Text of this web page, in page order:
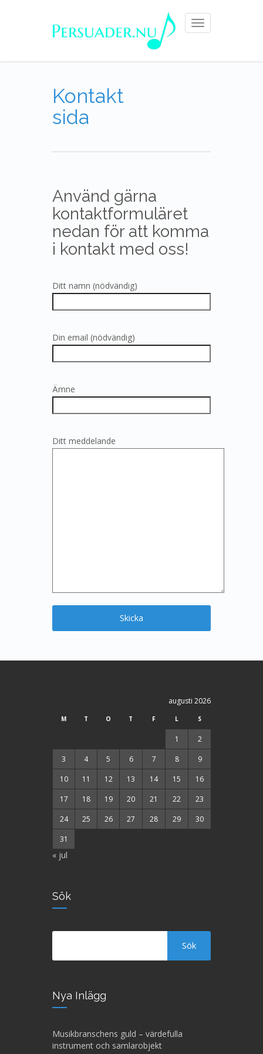
Toggle
navigation
Kontakt
sida
Använd gärna
kontaktformuläret
nedan för att komma
i kontakt med oss!
Ditt namn (nödvändig)
Din email (nödvändig)
Ämne
Ditt meddelande
augusti 2026
M T O T F L S
1
2
3
4 5 6 7 8
9
10
11 12 13 14 15
16
17
18 19 20 21 22
23
24
25 26 27 28 29
30
31
« jul
Sök
Nya Inlägg
Musikbranschens guld – värdefulla
instrument och samlarobjekt